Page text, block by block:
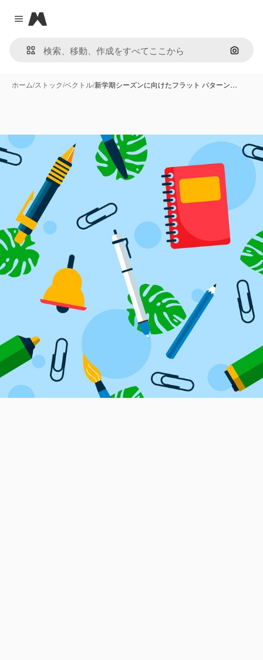
Close menu
Magnific
画像で
ホーム/ストック/ベクトル/新学期シーズンに向けたフラット パターン…